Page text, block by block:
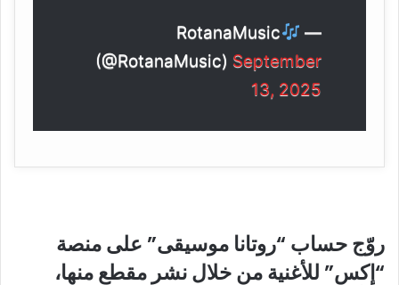
—
RotanaMusic
(@RotanaMusic) September
13, 2025
روّج حساب “روتانا موسيقى” على منصة
“إكس” للأغنية من خلال نشر مقطع منها،